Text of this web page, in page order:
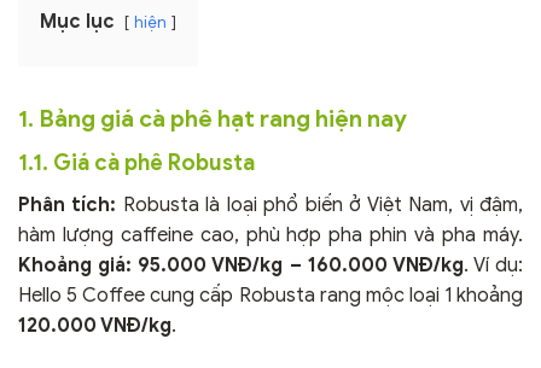
Mục lục hiện
1. Bảng giá cà phê hạt rang hiện nay
1.1. Giá cà phê Robusta
Phân tích: Robusta là loại phổ biến ở Việt Nam, vị đậm,
hàm lượng caffeine cao, phù hợp pha phin và pha máy.
Khoảng giá: 95.000 VNĐ/kg – 160.000 VNĐ/kg. Ví dụ:
Hello 5 Coffee cung cấp Robusta rang mộc loại 1 khoảng
120.000 VNĐ/kg.